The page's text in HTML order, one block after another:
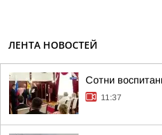
ЛЕНТА НОВОСТЕЙ
Сотни
11:37